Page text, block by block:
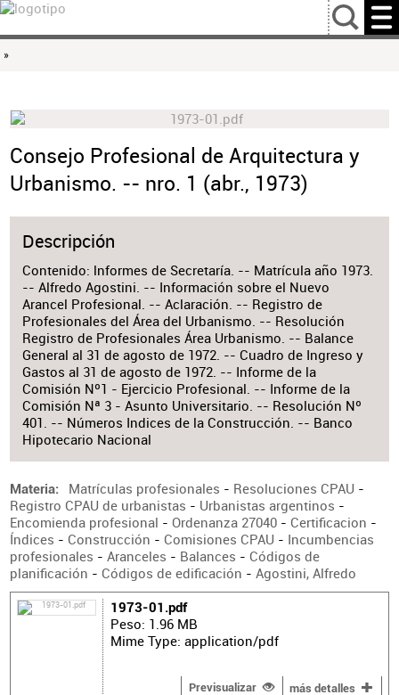
…
»
Consejo Profesional de Arquitectura y
Urbanismo. -- nro. 1 (abr., 1973)
Descripción
Contenido: lnformes de Secretaría. -- Matrícula año 1973.
-- Alfredo Agostini. -- Información sobre el Nuevo
Arancel Profesional. -- Aclaración. -- Registro de
Profesionales del Área del Urbanismo. -- Resolución
Registro de Profesionales Área Urbanismo. -- Balance
General al 31 de agosto de 1972. -- Cuadro de Ingreso y
Gastos al 31 de agosto de 1972. -- Informe de la
Comisión Nº1 - Ejercicio Profesional. -- Informe de la
Comisión Nª 3 - Asunto Universitario. -- Resolución Nº
401. -- Números Indices de la Construcción. -- Banco
Hipotecario Nacional
Materia Matrículas profesionales - Resoluciones CPAU -
Registro CPAU de urbanistas - Urbanistas argentinos -
Encomienda profesional - Ordenanza 27040- Certificacion -
Índices - Construcción - Comisiones CPAU - Incumbencias
profesionales - Aranceles - Balances - Códigos de
planificación - Códigos de edificación - Agostini, Alfredo
1973-01.pdf
Peso: 1.96 MB
Mime Type: application/pdf
Previsualizar más detalles